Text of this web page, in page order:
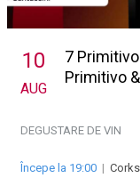
10
AUG
7
Primitivo
DEGUSTARE DE VIN
Începe la 19:00 |